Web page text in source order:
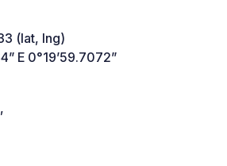
(lat, lng)
E 0°19’59.7072”